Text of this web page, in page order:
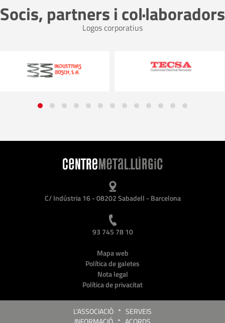
Socis, partners i col·laboradors
Logos corporatius
C/ Indústria 16 - 08202 Sabadell - Barcelona
93 745 78 10
Mapa web
Política de galetes
Nota legal
Política de privacitat
L'ASSOCIACIÓ * SERVEIS